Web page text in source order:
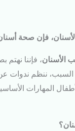
فإن صحة
الأسنان، فإننا
السبب، ننظم
المهارات